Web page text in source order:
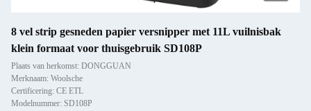
8 vel strip gesneden papier versnipper met 11L vuilnisbak
klein formaat voor thuisgebruik SD108P
Plaats van herkomst: DONGGUAN
Merknaam: Woolsche
Certificering: CE ETL
Modelnummer: SD108P